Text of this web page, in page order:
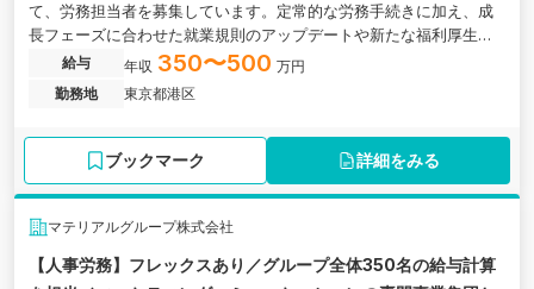
て、労務担当者を募集しています。定常的な労務手続きに加え、成
長フェーズに合わせた就業規則のアップデートや新たな福利厚生制
度の企画立案など、より良い組織づくりに向けた仕組み化を推進す
るポジションです。実力主義の社風のもと、労務のプロとして早期
キャリアアップが目指せます。
給与 年収 350〜500 万円
勤務地
東京都港区
ブックマーク 詳細をみる
マテリアルグループ株式会社
【人事労務】フレックスあり／グループ全体350名の給与計算